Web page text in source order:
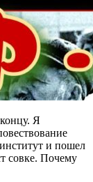
Я
и пошел
совке. Почему